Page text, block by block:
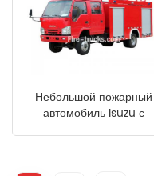
Небольшой пожарный
автомобиль Isuzu с